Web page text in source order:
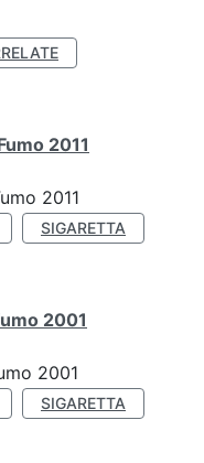
2011
2011
SIGARETTA
2001
2001
SIGARETTA